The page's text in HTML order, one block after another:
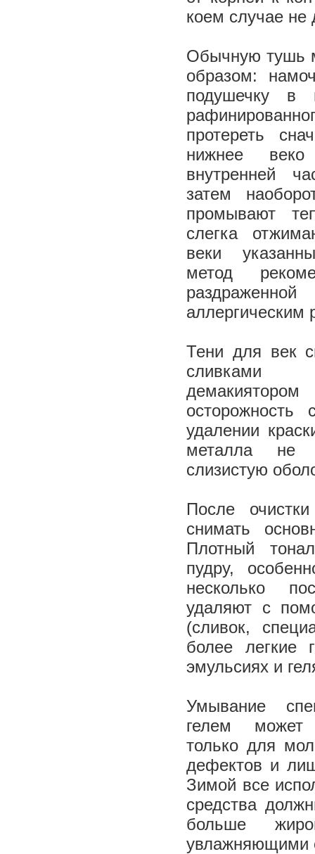
коем случае не
Обычную тушь
образом:
подушечку в
протереть
нижнее
внутренней
затем
промывают
слегка
веки
метод
аллергическим
Тени для век
сливками
осторожность
удалении
металла не
слизистую
После
снимать
Плотный
пудру,
несколько
удаляют с
(сливок,
более легкие
эмульсиях и
Умывание
гелем может
только для
дефектов и
Зимой все
средства
больше
увлажняющими